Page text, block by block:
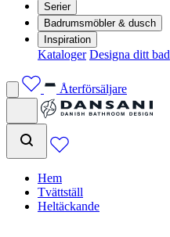
Serier
Badrumsmöbler & dusch
Inspiration
Kataloger Designa ditt bad
Återförsäljare
Hem
Tvättställ
Heltäckande